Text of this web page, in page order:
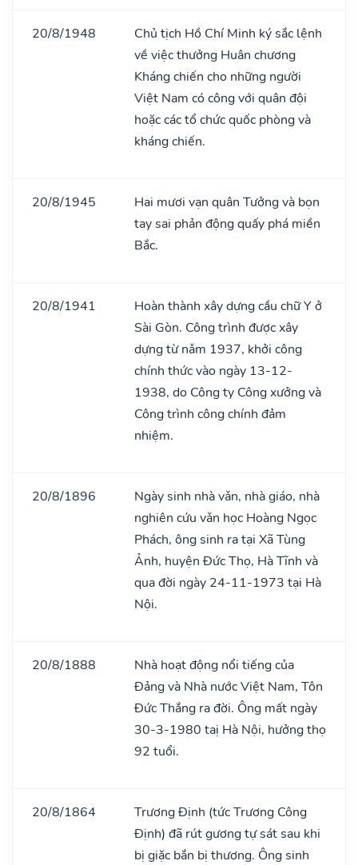
20/8/1948
Chủ tịch Hồ Chí Minh ký sắc lệnh
về việc thưởng Huân chương
Kháng chiến cho những người
Việt Nam có công với quân đội
hoặc các tổ chức quốc phòng và
kháng chiến.
20/8/1945
Hai mươi vạn quân Tưởng và bọn
tay sai phản động quấy phá miền
Bắc.
20/8/1941
Hoàn thành xây dựng cầu chữ Y ở
Sài Gòn. Công trình được xây
dựng từ nǎm 1937, khởi công
chính thức vào ngày 13-12-
1938, do Công ty Công xưởng và
Công trình công chính đảm
nhiệm.
20/8/1896
Ngày sinh nhà vǎn, nhà giáo, nhà
nghiên cứu vǎn học Hoàng Ngọc
Phách, ông sinh ra tại Xã Tùng
Ảnh, huyện Đức Thọ, Hà Tĩnh và
qua đời ngày 24-11-1973 tại Hà
Nội.
20/8/1888
Nhà hoạt động nổi tiếng của
Đảng và Nhà nước Việt Nam, Tôn
Đức Thắng ra đời. Ông mất ngày
30-3-1980 taị Hà Nội, hưởng thọ
92 tuổi.
20/8/1864
Trương Định (tức Trương Công
Định) đã rút gương tự sát sau khi
bị giặc bắn bị thương. Ông sinh